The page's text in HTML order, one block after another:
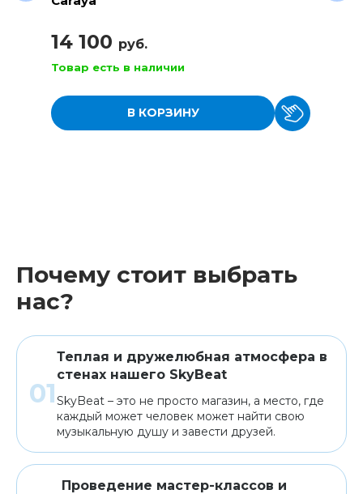
14 100 руб.
Товар есть в наличии
В КОРЗИНУ
Почему стоит выбрать
нас?
Теплая и дружелюбная атмосфера в
стенах нашего SkyBeat
SkyBeat – это не просто магазин, а место, где
каждый может человек может найти свою
музыкальную душу и завести друзей.
Проведение мастер-классов и